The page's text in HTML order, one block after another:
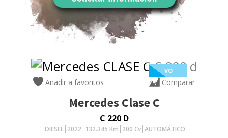
VO
Añadir a favoritos Comparar
Mercedes Clase C
C 220 D
DIESEL 2022 132.345 Km 200 Cv AUTOMÁTICO